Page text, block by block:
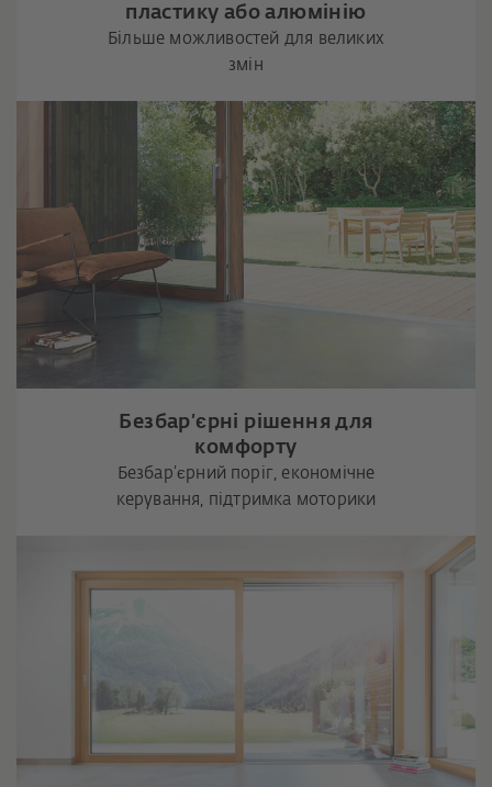
пластику або алюмінію
Більше можливостей для великих
змін
Безбар’єрні рішення для
комфорту
Безбар’єрний поріг, економічне
керування, підтримка моторики